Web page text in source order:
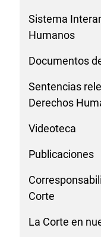
Sistema
Humanos
Documentos
Sentencias
Derechos
Videoteca
Publicaciones
Corte
La Corte en